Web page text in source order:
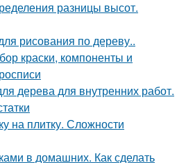
разницы высот.
рисования по дереву..
краски, компоненты и
дерева для внутренних работ.
на плитку. Сложности
в домашних. Как сделать